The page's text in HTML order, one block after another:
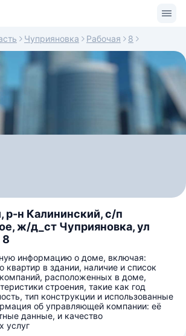
Чуприяновка Рабочая 8
р-н Калининский, с/п
ж/д_ст Чуприяновка, ул
8
информацию о доме, включая:
квартир в здании, наличие и список
расположенных в доме,
строения, такие как год
тип конструкции и использованные
об управляющей компании: её
данные, и качество
услуг